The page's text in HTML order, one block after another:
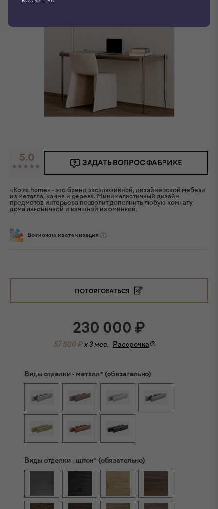
5.0 ЗАДАТЬ ВОПРОС ФАБРИКЕ
«Ko'za home» - это бренд эксклюзивной, дизайнерской мебели
из металла, камня и дерева. Минималистичный дизайн
предметов интерьера позволит дополнить любую комнату
дома лаконичной и изящной изюминкой.
Возможна кастомизация
ПОТОРГОВАТЬСЯ
230 000 ₽
57 500 ₽ x 3 мес. Рассрочка
Виды отделки - металл* (обязательно)
Виды отделки - шпон* (обязательно)